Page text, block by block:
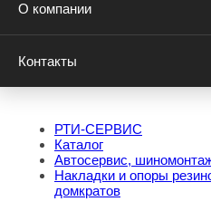
О компании
Контакты
РТИ-СЕРВИС
Каталог
Автосервис,
Накладки и опоры
домкратов